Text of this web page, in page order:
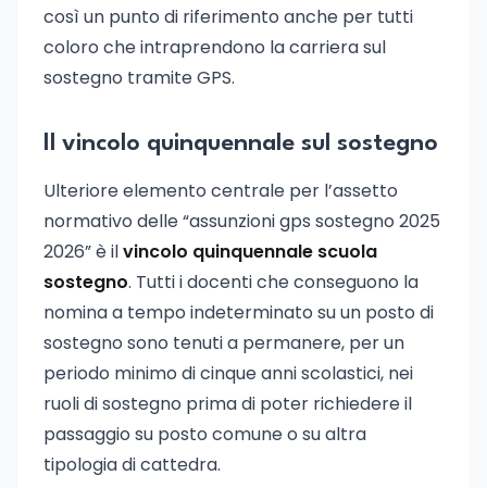
così un punto di riferimento anche per tutti
coloro che intraprendono la carriera sul
sostegno tramite GPS.
Il vincolo quinquennale sul sostegno
Ulteriore elemento centrale per l’assetto
normativo delle “assunzioni gps sostegno 2025
2026” è ilvincolo quinquennale scuola
sostegno. Tutti i docenti che conseguono la
nomina a tempo indeterminato su un posto di
sostegno sono tenuti a permanere, per un
periodo minimo di cinque anni scolastici, nei
ruoli di sostegno prima di poter richiedere il
passaggio su posto comune o su altra
tipologia di cattedra.